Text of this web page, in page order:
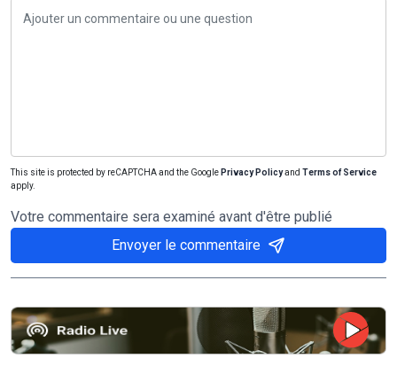
This site is protected by reCAPTCHA and the Google Privacy Policyand Terms of Service
apply.
Votre commentaire sera examiné avant d'être publié
Envoyer le commentaire